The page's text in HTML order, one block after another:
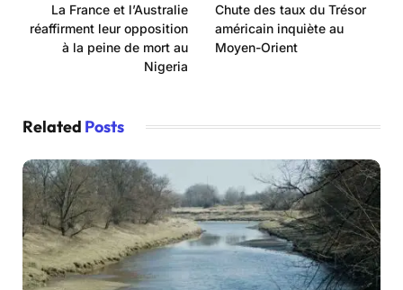
La France et l’Australie
réaffirment leur opposition
à la peine de mort au
Nigeria
Chute des taux du Trésor
américain inquiète au
Moyen-Orient
Related Posts